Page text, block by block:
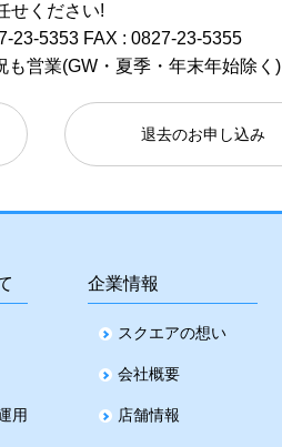
せください!
23-5353 FAX : 0827-23-5355
営業(GW・夏季・年末年始除く)
退去のお申し込み
用
企業情報
スクエアの想い
会社概要
店舗情報